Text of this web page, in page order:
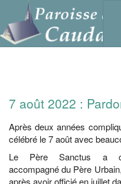
7 août 2022 :
Après deux années
célébré le 7 août avec
Le Père Sanctus a
accompagné du Père
après avoir officié en juillet